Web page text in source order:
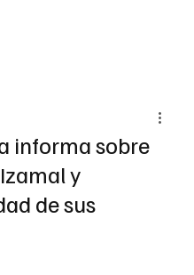
informa sobre
y
de sus